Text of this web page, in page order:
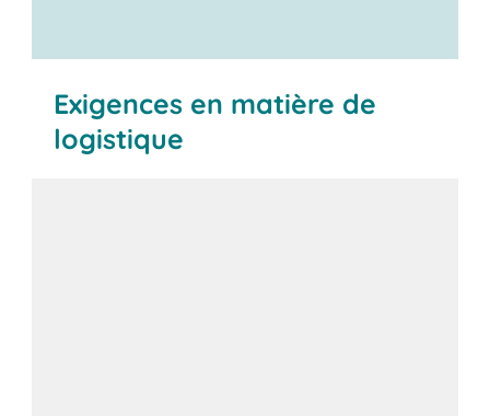
Exigences en matière de
logistique